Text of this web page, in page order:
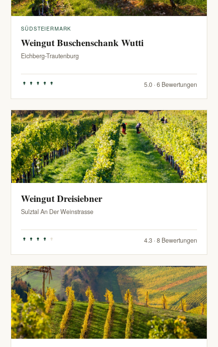
SÜDSTEIERMARK
Weingut Buschenschank Wutti
Eichberg-Trautenburg
5.0 · 6 Bewertungen
Weingut Dreisiebner
Sulztal An Der Weinstrasse
4.3 · 8 Bewertungen